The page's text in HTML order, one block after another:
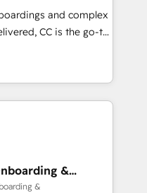
with HubSpot
training, and
receive the best
Whether you are
turn around a poor
you need.
and complex
CC is the go-to
smarter. We specialize
migrations and
Salesforce, NetSuite,
fragmented
operations and
&
&